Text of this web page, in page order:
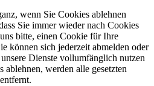
wenn Sie Cookies ablehnen
Sie immer wieder nach Cookies
bitte, einen Cookie für Ihre
können sich jederzeit abmelden oder
Dienste vollumfänglich nutzen
werden alle gesetzten